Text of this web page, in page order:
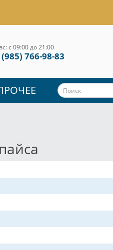
с 09:00 до 21:00
766-98-83